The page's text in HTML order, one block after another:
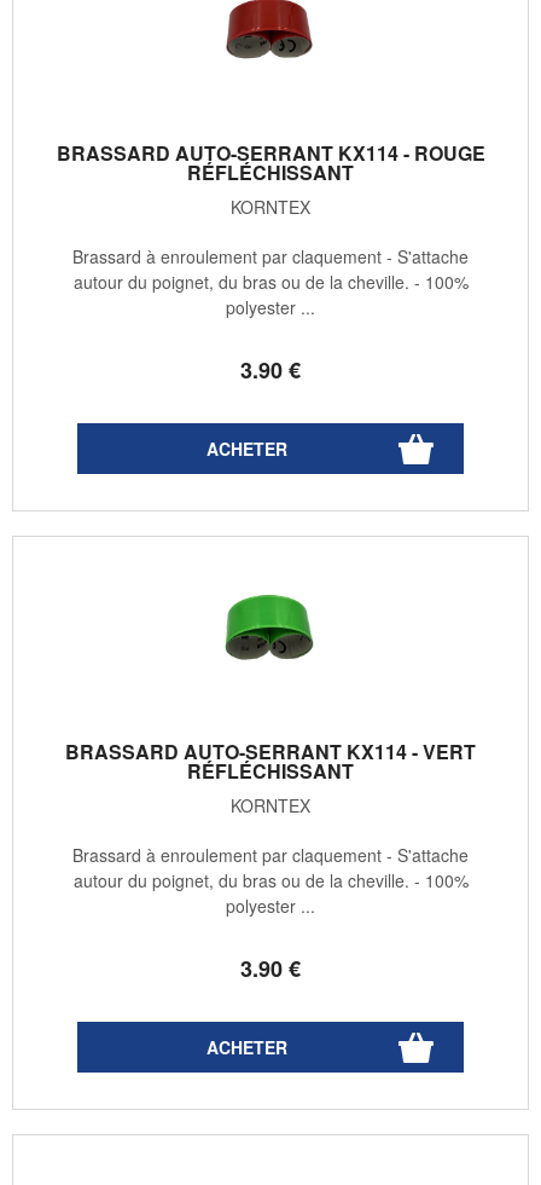
BRASSARD AUTO-SERRANT KX114 - ROUGE
RÉFLÉCHISSANT
KORNTEX
3.90€
Brassard à enroulement par claquement - S'attache
autour du poignet, du bras ou de la cheville. - 100%
polyester ...
BRASSARD AUTO-SERRANT KX114 - VERT
RÉFLÉCHISSANT
KORNTEX
3.90€
Brassard à enroulement par claquement - S'attache
autour du poignet, du bras ou de la cheville. - 100%
polyester ...